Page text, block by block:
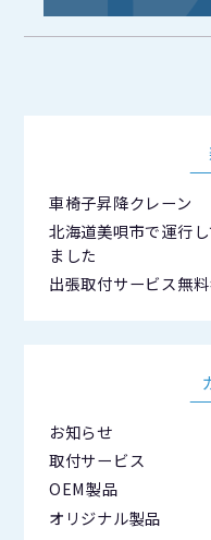
車椅子昇降クレーン
北海道美唄市で運行
ました
出張取付サービス無
お知らせ
取付サービス
OEM製品
オリジナル製品